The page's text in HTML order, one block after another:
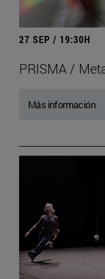
27 SEP / 19:30H
PRISMA /
Más información